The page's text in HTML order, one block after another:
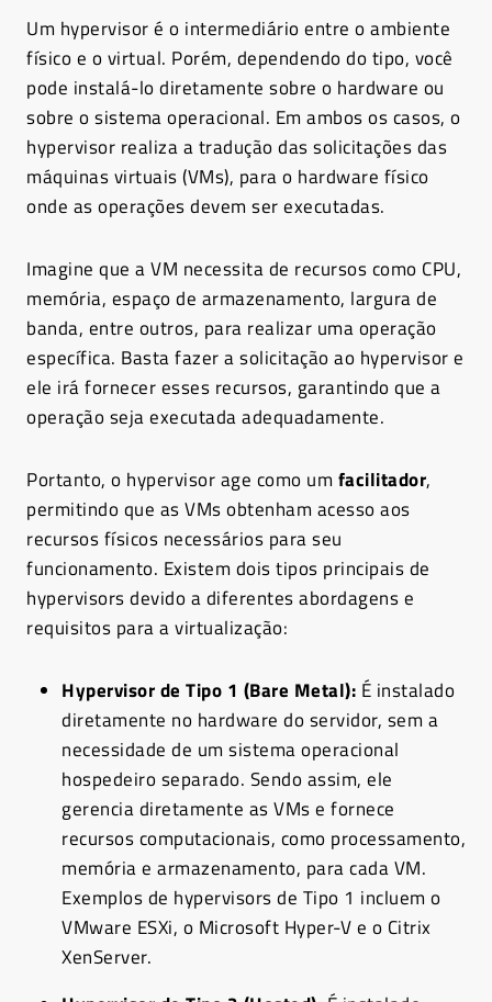
Um hypervisor é o intermediário entre o ambiente
físico e o virtual. Porém, dependendo do tipo, você
pode instalá-lo diretamente sobre o hardware ou
sobre o sistema operacional. Em ambos os casos, o
hypervisor realiza a tradução das solicitações das
máquinas virtuais (VMs), para o hardware físico
onde as operações devem ser executadas.
Imagine que a VM necessita de recursos como CPU,
memória, espaço de armazenamento, largura de
banda, entre outros, para realizar uma operação
específica. Basta fazer a solicitação ao hypervisor e
ele irá fornecer esses recursos, garantindo que a
operação seja executada adequadamente.
Portanto, o hypervisor age como um facilitador,
permitindo que as VMs obtenham acesso aos
recursos físicos necessários para seu
funcionamento. Existem dois tipos principais de
hypervisors devido a diferentes abordagens e
requisitos para a virtualização:
Hypervisor de Tipo 1 (Bare Metal): É instalado
diretamente no hardware do servidor, sem a
necessidade de um sistema operacional
hospedeiro separado. Sendo assim, ele
gerencia diretamente as VMs e fornece
recursos computacionais, como processamento,
memória e armazenamento, para cada VM.
Exemplos de hypervisors de Tipo 1 incluem o
VMware ESXi, o Microsoft Hyper-V e o Citrix
XenServer.